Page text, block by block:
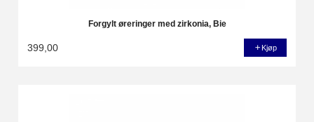
Forgylt øreringer med zirkonia, Bie
399,00 Kjøp